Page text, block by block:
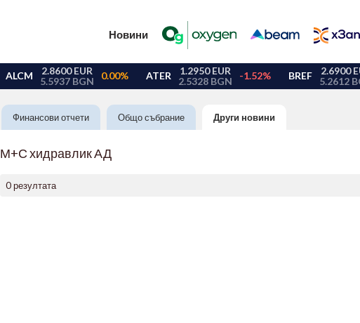
Новини
Финансови отчети Общо събрание Други новини
М+С хидравлик АД
0 резултата